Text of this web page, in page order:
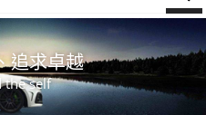
追求卓越
the self